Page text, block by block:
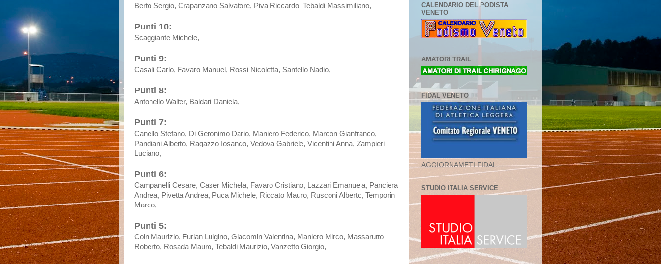
Berto Sergio, Crapanzano Salvatore, Piva Riccardo, Tebaldi Massimiliano,
Punti 10:
Scaggiante Michele,
Punti 9:
Casali Carlo, Favaro Manuel, Rossi Nicoletta, Santello Nadio,
Punti 8:
Antonello Walter, Baldari Daniela,
Punti 7:
Canello Stefano, Di Geronimo Dario, Maniero Federico, Marcon Gianfranco,
Pandiani Alberto, Ragazzo Iosanco, Vedova Gabriele, Vicentini Anna, Zampieri
Luciano,
Punti 6:
Campanelli Cesare, Caser Michela, Favaro Cristiano, Lazzari Emanuela, Panciera
Andrea, Pivetta Andrea, Puca Michele, Riccato Mauro, Rusconi Alberto, Temporin
Marco,
Punti 5:
Coin Maurizio, Furlan Luigino, Giacomin Valentina, Maniero Mirco, Massarutto
Roberto, Rosada Mauro, Tebaldi Maurizio, Vanzetto Giorgio,
CALENDARIO DEL PODISTA
VENETO
AMATORI TRAIL
FIDAL VENETO
AGGIORNAMETI FIDAL
STUDIO ITALIA SERVICE